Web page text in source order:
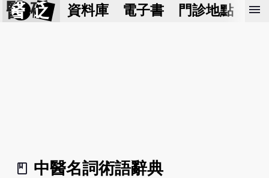
醫 砭 資料庫 電子書 門診地點 預
menu
book_2
中醫名詞術語辭典